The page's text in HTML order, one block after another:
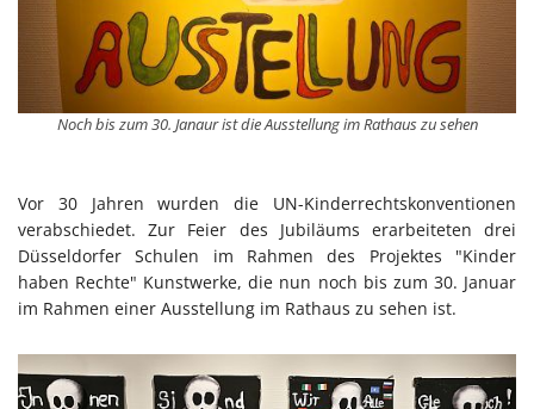
Noch bis zum 30. Janaur ist die Ausstellung im Rathaus zu sehen
Vor 30 Jahren wurden die UN-Kinderrechtskonventionen
verabschiedet. Zur Feier des Jubiläums erarbeiteten drei
Düsseldorfer Schulen im Rahmen des Projektes "Kinder
haben Rechte" Kunstwerke, die nun noch bis zum 30. Januar
im Rahmen einer Ausstellung im Rathaus zu sehen ist.